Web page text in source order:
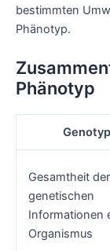
bestimmten
Phänotyp.
Phänotyp
Genotyp
Gesamtheit der
genetischen
Informationen
Organismus